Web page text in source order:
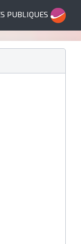
PUBLIQUES